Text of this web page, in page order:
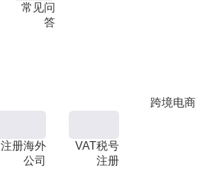
常见问
答
跨境电商
注册海外
公司
VAT税号
注册